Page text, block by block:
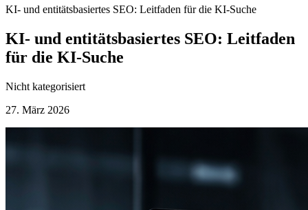
KI- und entitätsbasiertes SEO: Leitfaden für die KI-Suche
KI- und entitätsbasiertes SEO: Leitfaden
für die KI-Suche
Nicht kategorisiert
27. März 2026